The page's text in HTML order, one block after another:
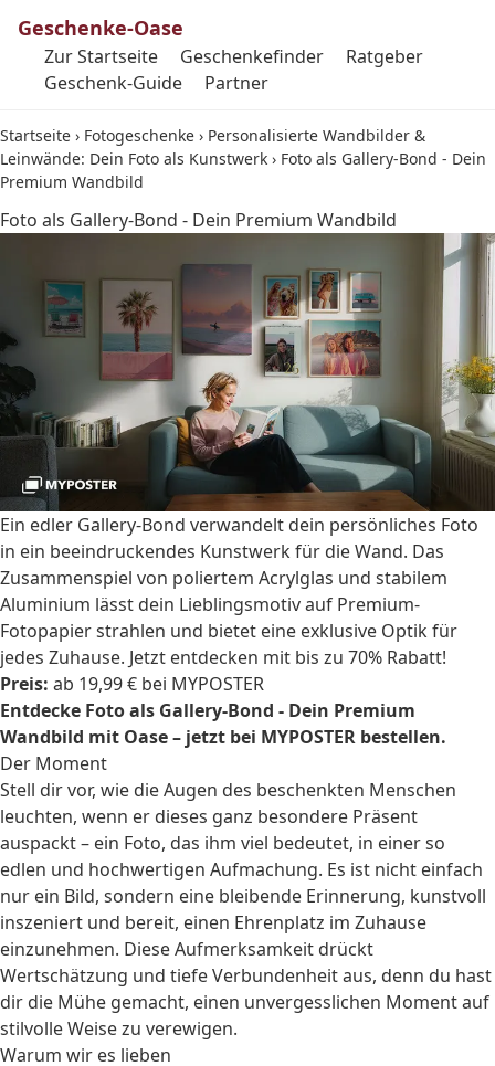
Geschenke-Oase
Zur Startseite Geschenkefinder
Ratgeber
Geschenk-Guide
Partner
Startseite › Fotogeschenke › Personalisierte Wandbilder &
Leinwände: Dein Foto als Kunstwerk › Foto als Gallery-Bond - Dein
Premium Wandbild
Foto als Gallery-Bond - Dein Premium Wandbild
Ein edler Gallery-Bond verwandelt dein persönliches Foto
in ein beeindruckendes Kunstwerk für die Wand. Das
Zusammenspiel von poliertem Acrylglas und stabilem
Aluminium lässt dein Lieblingsmotiv auf Premium-
Fotopapier strahlen und bietet eine exklusive Optik für
jedes Zuhause. Jetzt entdecken mit bis zu 70% Rabatt!
Preis: ab 19,99 € bei MYPOSTER
Entdecke Foto als Gallery-Bond - Dein Premium
Wandbild mit Oase – jetzt bei MYPOSTER bestellen.
Der Moment
Stell dir vor, wie die Augen des beschenkten Menschen
leuchten, wenn er dieses ganz besondere Präsent
auspackt – ein Foto, das ihm viel bedeutet, in einer so
edlen und hochwertigen Aufmachung. Es ist nicht einfach
nur ein Bild, sondern eine bleibende Erinnerung, kunstvoll
inszeniert und bereit, einen Ehrenplatz im Zuhause
einzunehmen. Diese Aufmerksamkeit drückt
Wertschätzung und tiefe Verbundenheit aus, denn du hast
dir die Mühe gemacht, einen unvergesslichen Moment auf
stilvolle Weise zu verewigen.
Warum wir es lieben